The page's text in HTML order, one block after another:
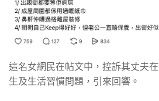
這名女網民在帖文中，控訴其丈夫
生及生活習慣問題，引來回響。